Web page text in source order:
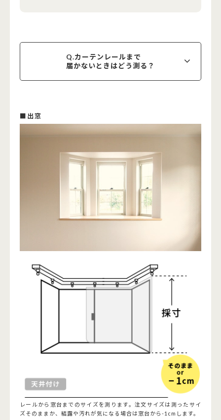
Q.カーテンレールまで
届かないときはどう測る？
■出窓
レールから窓台までのサイズを測ります。注文サイズは測ったサイ
ズそのままか、結露や汚れが気になる場合は窓台から-1cmします。